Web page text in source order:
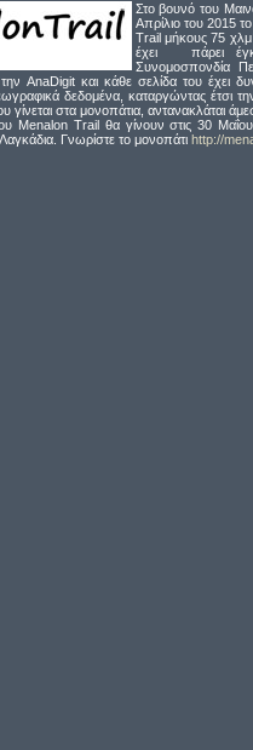
Στο βουνό του
Απρίλιο του 2015
Trail μήκους 75
έχει πάρει
Συνομοσπονδία
AnaDigit και κάθε σελίδα του έχει
δεδομένα, καταργώντας έτσι
στα μονοπάτια, αντανακλάται
Menalon Trail θα γίνουν στις 30
Γνωρίστε το μονοπάτι http://